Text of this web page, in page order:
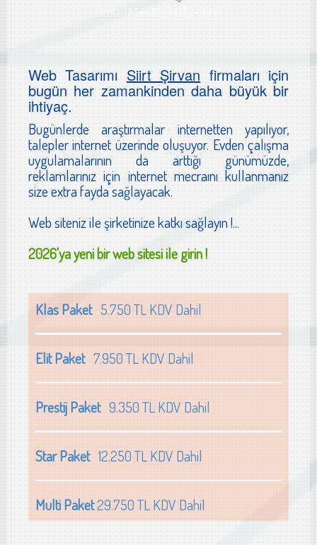
Web Tasarımı Siirt Şirvan
Web TasarımıSiirt Şirvanfirmaları için
bugün her zamankinden daha büyük bir
ihtiyaç.
Bugünlerde araştırmalar internetten yapılıyor,
talepler internet üzerinde oluşuyor. Evden çalışma
uygulamalarının da arttığı günümüzde,
reklamlarınız için internet mecraını kullanmanız
size extra fayda sağlayacak.
Web siteniz ile şirketinize katkı sağlayın !...
2026'ya yeni bir web sitesi ile girin !
Klas Paket5.750 TL KDV Dahil
Elit Paket7.950 TL KDV Dahil
Prestij Paket9.350 TL KDV Dahil
Star Paket12.250 TL KDV Dahil
Multi Paket29.750 TL KDV Dahil